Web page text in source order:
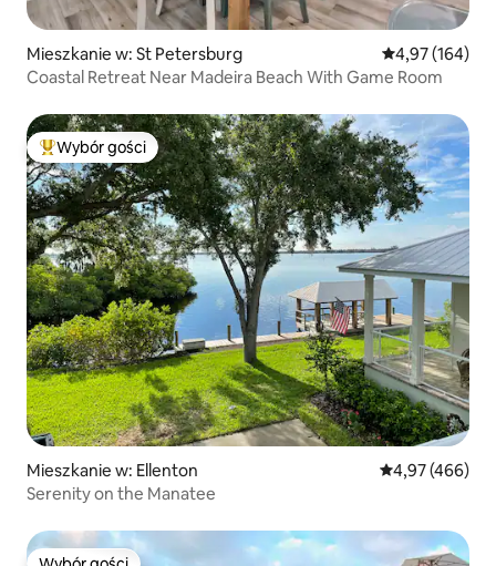
Mieszkanie w: St Petersburg Średnia
4,97 (164)
Coastal Retreat Near Madeira Beach With Game Room
Najpopularniejsze z kategorii Wybór gości
Wybór gości
Mieszkanie w: Ellenton Średnia
4,97 (466)
Serenity on the Manatee